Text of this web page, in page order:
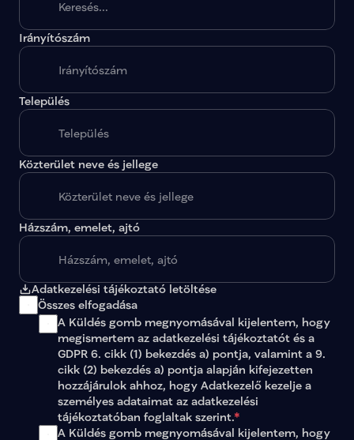
Irányítószám
Település
Közterület neve és jellege
Házszám, emelet, ajtó
Adatkezelési tájékoztató letöltése
Összes elfogadása
A Küldés gomb megnyomásával kijelentem, hogy
megismertem az adatkezelési tájékoztatót és a
GDPR 6. cikk (1) bekezdés a) pontja, valamint a 9.
cikk (2) bekezdés a) pontja alapján kifejezetten
hozzájárulok ahhoz, hogy Adatkezelő kezelje a
személyes adataimat az adatkezelési
tájékoztatóban foglaltak szerint.*
A Küldés gomb megnyomásával kijelentem, hogy